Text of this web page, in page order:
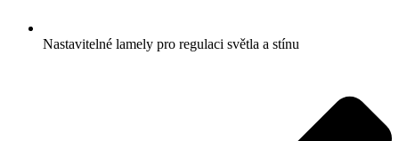
Nastavitelné lamely pro regulaci světla a stínu